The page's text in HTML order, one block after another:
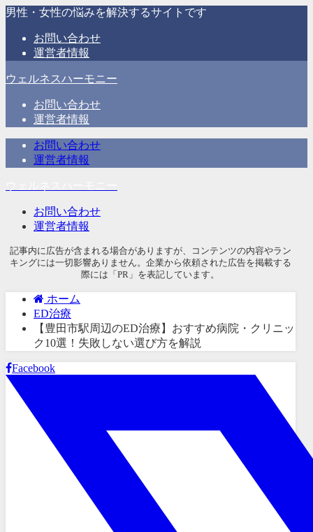
男性・女性の悩みを解決するサイトです
お問い合わせ
運営者情報
ウェルネスハーモニー
お問い合わせ
運営者情報
お問い合わせ
運営者情報
お問い合わせ
運営者情報
記事内に広告が含まれる場合がありますが、コンテンツの内容やラン
キングには一切影響ありません。企業から依頼された広告を掲載する
際には「PR」を表記しています。
ホーム
ED治療
【豊田市駅周辺のED治療】おすすめ病院・クリニッ
ク10選！失敗しない選び方を解説
Facebook